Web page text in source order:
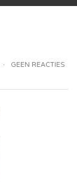
GEEN REACTIES